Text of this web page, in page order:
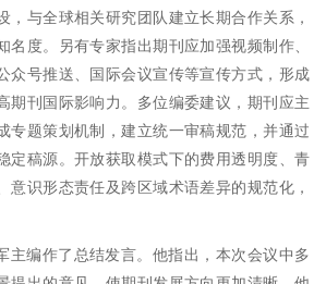
，与全球相关研究团队建立长期合作关系，
名度。另有专家指出期刊应加强视频制作、
众号推送、国际会议宣传等宣传方式，形成
期刊国际影响力。多位编委建议，期刊应主
专题策划机制，建立统一审稿规范，并通过
定稿源。开放获取模式下的费用透明度、青
意识形态责任及跨区域术语差异的规范化，
主编作了总结发言。他指出，本次会议中多